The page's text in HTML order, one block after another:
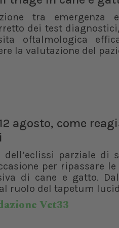
tra emergenza
dei test
oftalmologica
la valutazione del
agosto, come
dell’eclissi parziale di
per ripassare
di cane e gatto.
ruolo del tapetum
Vet33